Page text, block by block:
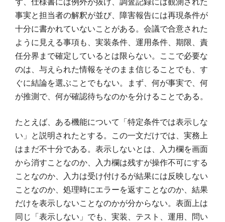
事実と担当者の解釈が並び、障害報告には再現条件が
十分に書かれていないことがある。会議で合意された
ように見える事項も、実装条件、運用条件、期限、責
任分界まで確定しているとは限らない。ここで必要な
のは、与えられた情報をそのまま信じることでも、す
ぐに結論を選ぶことでもない。まず、何が事実で、何
が推測で、何が確認待ちなのかを分けることである。
たとえば、ある機能について「特定条件では表示しな
い」と説明されたとする。この一文だけでは、実務上
はまだ不十分である。表示しないとは、入力欄を画面
から消すことなのか、入力欄は残すが操作不可にする
ことなのか、入力は受け付けるが結果には反映しない
ことなのか、処理時にエラーを返すことなのか、結果
だけを表示しないことなのかが分からない。表面上は
同じ「表示しない」でも、実装、テスト、運用、問い